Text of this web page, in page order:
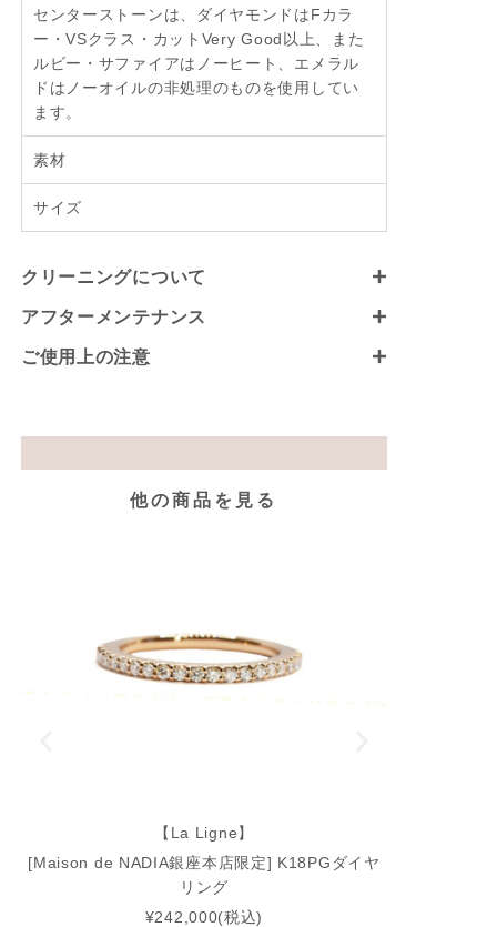
センターストーンは、ダイヤモンドはFカラ
ー・VSクラス・カットVery Good以上、また
ルビー・サファイアはノーヒート、エメラル
ドはノーオイルの非処理のものを使用してい
ます。
素材
サイズ
クリーニングについて
アフターメンテナンス
ご使用上の注意
他の商品を見る
【La Ligne】
[Maison de NADIA銀座本店限定] K18PGダイヤ
リング
¥242,000(税込)